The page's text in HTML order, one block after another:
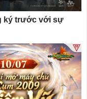
ký trước với sự